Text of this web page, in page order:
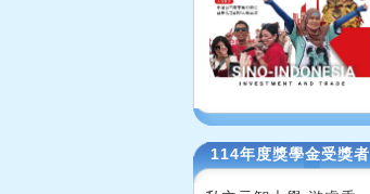
114年度獎學金受獎者